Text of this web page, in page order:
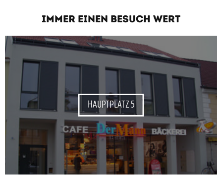
IMMER EINEN BESUCH WERT
HAUPTPLATZ 5